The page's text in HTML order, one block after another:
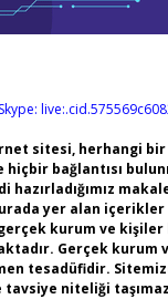
Skype:
sitesi, herhangi
hiçbir bağlantısı
hazırladığımız
yer alan
kurum ve kişiler
Gerçek kurum
tesadüfidir.
niteliği